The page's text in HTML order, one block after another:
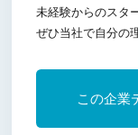
未経験からのスタ
ぜひ当社で自分の
この企業